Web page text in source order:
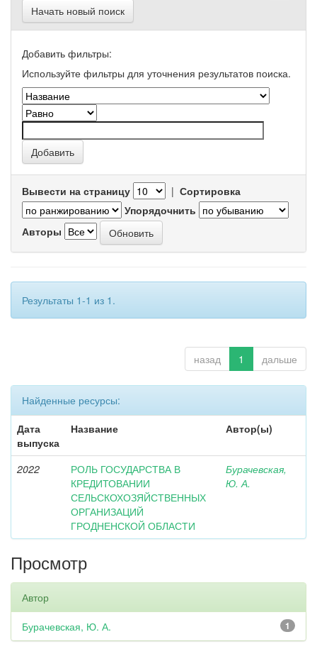
Начать новый поиск
Добавить фильтры:
Используйте фильтры для уточнения результатов поиска.
Вывести на страницу | Сортировка
Упорядочнить
Авторы
Результаты 1-1 из 1.
назад 1 дальше
Найденные ресурсы:
Дата
выпуска
Название Автор(ы)
2022
РОЛЬ ГОСУДАРСТВА В
КРЕДИТОВАНИИ
СЕЛЬСКОХОЗЯЙСТВЕННЫХ
ОРГАНИЗАЦИЙ
ГРОДНЕНСКОЙ ОБЛАСТИ
Бурачевская,
Ю. А.
Просмотр
Автор
1
Бурачевская, Ю. А.